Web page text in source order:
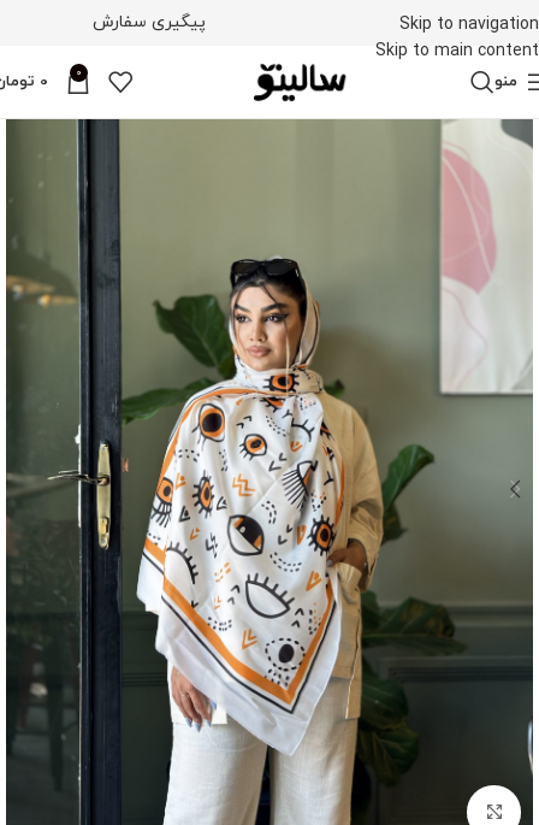
Skip to navigation
Skip to main content
پیگیری سفارش
منو 0
0
بزرگنمایی تصویر